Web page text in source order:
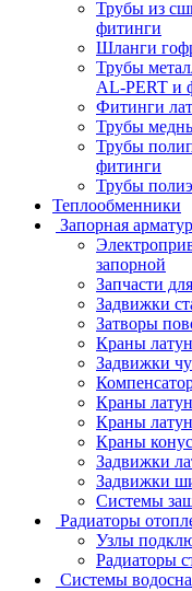
Трубы из
фитинги
Шланги
Трубы
AL-PERT и
Фитинги
Трубы
Трубы
фитинги
Трубы
Теплообменники
Запорная
запорной
Запчасти
Задвижки
Затворы
Краны
Задвижки
Краны
Краны
Краны
Задвижки
Задвижки
Системы
Радиаторы
Узлы
Радиаторы
Системы